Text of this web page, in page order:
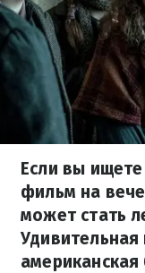
Если вы
фильм на
может стать
Удивительная